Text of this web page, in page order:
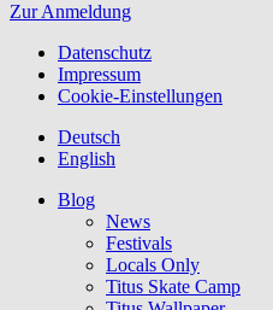
Zur Anmeldung
Datenschutz
Impressum
Cookie-Einstellungen
Deutsch
English
Blog
News
Festivals
Locals Only
Titus Skate Camp